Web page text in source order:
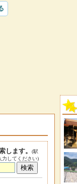
します。
(駅
力してください)